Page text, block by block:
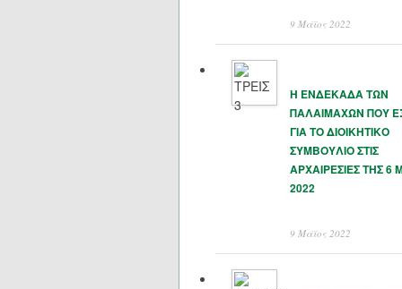
9 Μάϊος 2022
Η ΕΝΔΕΚΑΔΑ ΤΩΝ
ΠΑΛΑΙΜΑΧΩΝ ΠΟΥ
ΓΙΑ ΤΟ ΔΙΟΙΚΗΤΙΚΟ
ΣΥΜΒΟΥΛΙΟ ΣΤΙΣ
ΑΡΧΑΙΡΕΣΙΕΣ ΤΗΣ 6
2022
9 Μάϊος 2022